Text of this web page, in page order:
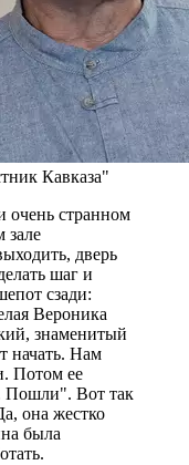
Кавказа"
очень странном
зале
дверь
шаг и
сзади:
Вероника
знаменитый
начать. Нам
Потом ее
Пошли". Вот так
она жестко
была